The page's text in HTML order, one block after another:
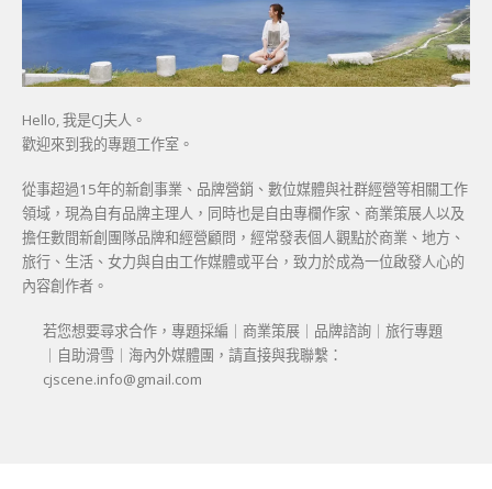
Hello, 我是CJ夫人。
歡迎來到我的專題工作室。
從事超過15年的新創事業、品牌營銷、數位媒體與社群經營等相關工作
領域，現為自有品牌主理人，同時也是自由專欄作家、商業策展人以及
擔任數間新創團隊品牌和經營顧問，經常發表個人觀點於商業、地方、
旅行、生活、女力與自由工作媒體或平台，致力於成為一位啟發人心的
內容創作者。
若您想要尋求合作，專題採編｜商業策展｜品牌諮詢｜旅行專題
｜自助滑雪｜海內外媒體團，請直接與我聯繫：
cjscene.info@gmail.com